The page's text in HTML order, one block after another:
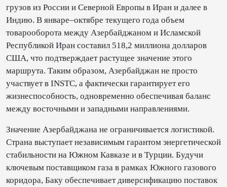
грузов из России и Северной Европы в Иран и далее в
Индию. В январе–октябре текущего года объем
товарооборота между Азербайджаном и Исламской
Республикой Иран составил 518,2 миллиона долларов
США, что подтверждает растущее значение этого
маршрута. Таким образом, Азербайджан не просто
участвует в INSTC, а фактически гарантирует его
жизнеспособность, одновременно обеспечивая баланс
между восточными и западными направлениями.
Значение Азербайджана не ограничивается логистикой.
Страна выступает независимым гарантом энергетической
стабильности на Южном Кавказе и в Турции. Будучи
ключевым поставщиком газа в рамках Южного газового
коридора, Баку обеспечивает диверсификацию поставок